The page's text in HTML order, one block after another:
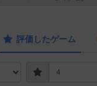
評価したゲーム